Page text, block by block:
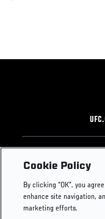
Footer
UFC
UFC Foundation
UFC Careers
Cookie Policy
By clicking “OK”, you
enhance site navigation,
marketing efforts.